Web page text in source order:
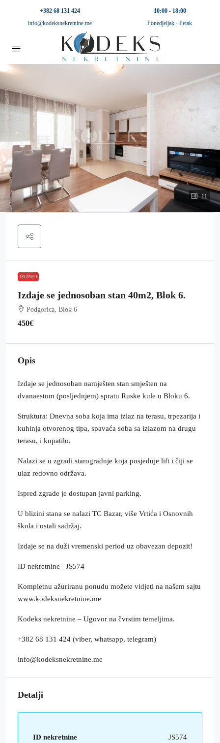
+382 68 131 424
info@kodeksnekretnine.me
10:00 - 18:00
Ponedjeljak - Petak
11
IZDATO
Izdaje se jednosoban stan 40m2, Blok 6.
Podgorica, Blok 6
450€
Opis
Izdaje se jednosoban namješten stan smješten na
dvanaestom (posljednjem) spratu Ruske kule u Bloku 6.
Struktura: Dnevna soba koja ima izlaz na terasu, trpezarija i
kuhinja otvorenog tipa, spavaća soba sa izlazom na drugu
terasu, i kupatilo.
Nalazi se u zgradi starogradnje koja posjeduje lift i čiji se
ulaz redovno održava.
Ispred zgrade je dostupan javni parking.
U blizini stana se nalazi TC Bazar, više Vrtića i Osnovnih
škola i ostali sadržaj.
Izdaje se na duži vremenski period uz obavezan depozit!
ID nekretnine– JS574
Kompletnu ažuriranu ponudu možete vidjeti na našem sajtu
www.kodeksnekretnine.me
Kodeks nekretnine – Ugovor na čvrstim temeljima.
+382 68 131 424 (viber, whatsapp, telegram)
info@kodeksnekretnine.me
Detalji
ID nekretnine JS574